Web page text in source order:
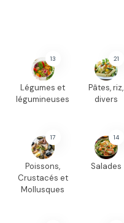
13
Légumes et
légumineuses
21
Pâtes, riz,
divers
17
Poissons,
Crustacés et
Mollusques
14
Salades